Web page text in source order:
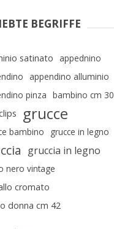
BEGRIFFE
satinato
appednino
appendino alluminio
pinza bambino cm 30
grucce
bambino grucce in legno
gruccia in legno
nero vintage
cromato
donna cm 42